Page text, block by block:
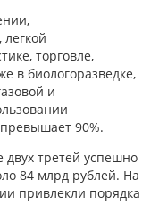
торговле,
в биологоразведке,
и
90%.
третей успешно
84 млрд рублей. На
привлекли порядка